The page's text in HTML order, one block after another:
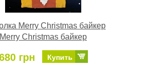
Merry Christmas байкер
Merry Christmas байкер
грн Купить